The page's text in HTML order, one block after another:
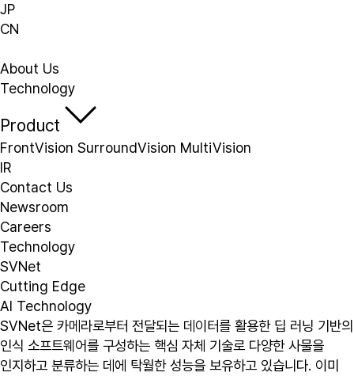
JP
CN
About Us
Technology
Product
FrontVision SurroundVision MultiVision
IR
Contact Us
Newsroom
Careers
Technology
SVNet
Cutting Edge
AI Technology
SVNet은 카메라로부터 전달되는 데이터를 활용한 딥 러닝 기반의
인식 소프트웨어를 구성하는 핵심 자체 기술로 다양한 사물을
인지하고 분류하는 데에 탁월한 성능을 보유하고 있습니다. 이미